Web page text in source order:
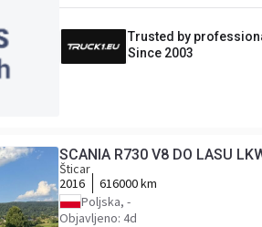
Trusted by
Since 2003
SCANIA R730 V8 DO LASU
Šticar
2016
616000 km
Poljska, -
Objavljeno: 4d